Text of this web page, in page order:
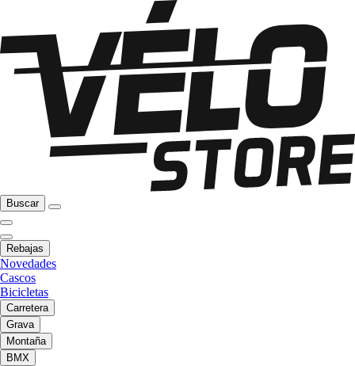
Buscar
Rebajas
Novedades
Cascos
Bicicletas
Carretera
Grava
Montaña
BMX